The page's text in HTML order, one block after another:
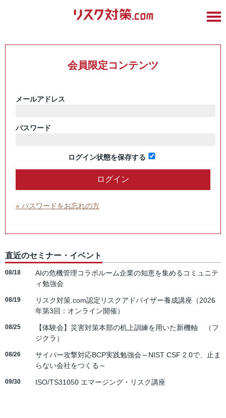
会員限定コンテンツ
メールアドレス
パスワード
ログイン状態を保存する
» パスワードをお忘れの方
直近のセミナー・イベント
08/18
AIの危機管理コラボルーム企業の知恵を集めるコミュニテ
ィ勉強会
08/19
リスク対策.com認定リスクアドバイザー養成講座（2026
年第3回：オンライン開催）
08/25
【体験会】災害対策本部の机上訓練を用いた新機軸 （フ
ジクラ）
08/26
サイバー攻撃対応BCP実践勉強会～NIST CSF 2.0で、止ま
らない会社をつくる～
09/30 ISO/TS31050 エマージング・リスク講座